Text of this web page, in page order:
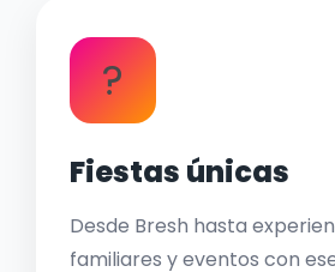
?
Fiestas únicas
Desde Bresh hasta
familiares y eventos con